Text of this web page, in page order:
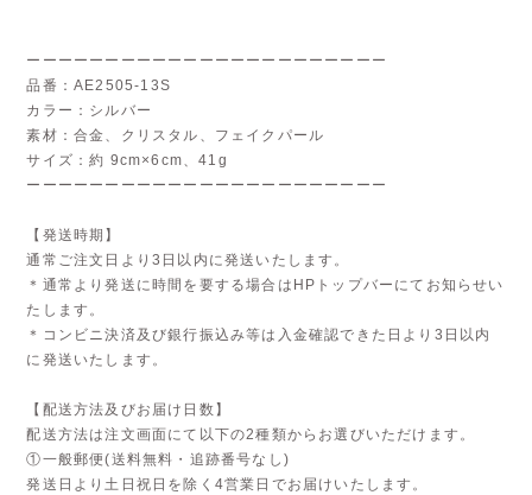
ーーーーーーーーーーーーーーーーーーーーーーー
品番：AE2505-13S
カラー：シルバー
素材：合金、クリスタル、フェイクパール
サイズ：約 9cm×6cm、41g
ーーーーーーーーーーーーーーーーーーーーーーー
【発送時期】
通常ご注文日より3日以内に発送いたします。
＊通常より発送に時間を要する場合はHPトップバーにてお知らせい
たします。
＊コンビニ決済及び銀行振込み等は入金確認できた日より3日以内
に発送いたします。
【配送方法及びお届け日数】
配送方法は注文画面にて以下の2種類からお選びいただけます。
①一般郵便(送料無料・追跡番号なし)
発送日より土日祝日を除く4営業日でお届けいたします。